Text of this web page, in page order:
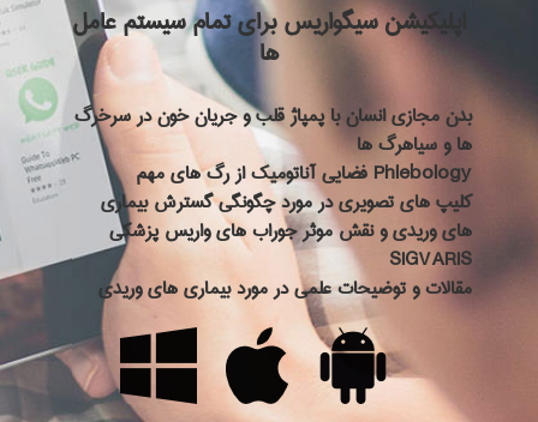
اپلیکیشن سیگواریس برای تمام سیستم عامل
ها
بدن مجازی انسان با پمپاژ قلب و جریان خون در سرخرگ
ها و سیاهرگ ها
فضایی آناتومیک از رگ های مهم Phlebology
کلیپ های تصویری در مورد چگونگی گسترش بیماری
های وریدی و نقش موثر جوراب های واریس پزشکی
SIGVARIS
مقالات و توضیحات علمی در مورد بیماری های وریدی